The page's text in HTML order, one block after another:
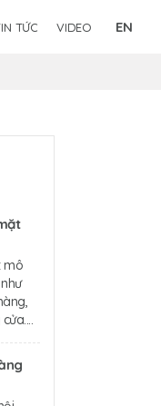
TỨC VIDEO EN
mô